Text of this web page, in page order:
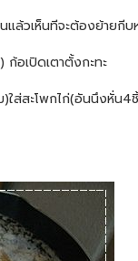
แล้วเห็นทีจะต้องย้ายกีบ
ก้อเปิดเตาตั้งกะทะ
)ใส่สะโพกไก่(อันนึงหั่น4